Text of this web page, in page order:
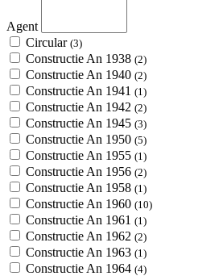
Agent
Circular (3)
Constructie An 1938 (2)
Constructie An 1940 (2)
Constructie An 1941 (1)
Constructie An 1942 (2)
Constructie An 1945 (3)
Constructie An 1950 (5)
Constructie An 1955 (1)
Constructie An 1956 (2)
Constructie An 1958 (1)
Constructie An 1960 (10)
Constructie An 1961 (1)
Constructie An 1962 (2)
Constructie An 1963 (1)
Constructie An 1964 (4)